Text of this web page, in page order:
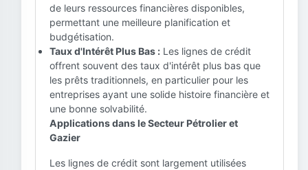
de leurs ressources financières disponibles,
permettant une meilleure planification et
budgétisation.
Taux d'Intérêt Plus Bas : Les lignes de crédit
offrent souvent des taux d'intérêt plus bas que
les prêts traditionnels, en particulier pour les
entreprises ayant une solide histoire financière et
une bonne solvabilité.
Applications dans le Secteur Pétrolier et
Gazier
Les lignes de crédit sont largement utilisées